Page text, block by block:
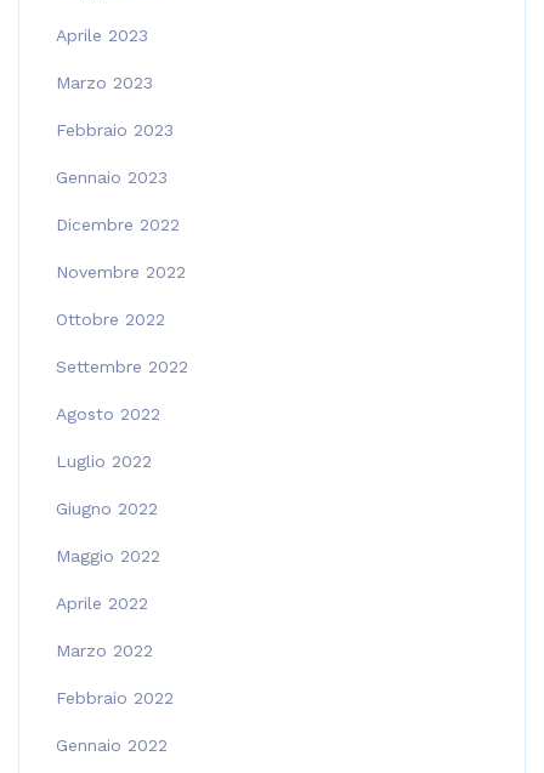
Aprile 2023
Marzo 2023
Febbraio 2023
Gennaio 2023
Dicembre 2022
Novembre 2022
Ottobre 2022
Settembre 2022
Agosto 2022
Luglio 2022
Giugno 2022
Maggio 2022
Aprile 2022
Marzo 2022
Febbraio 2022
Gennaio 2022